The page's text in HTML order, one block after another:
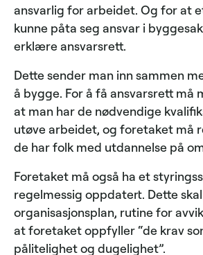
ansvarlig for arbeidet. Og for at
kunne påta seg ansvar i
erklære ansvarsrett.
Dette sender man inn sammen
å bygge. For å få ansvarsrett må
at man har de nødvendige
utøve arbeidet, og foretaket må
de har folk med utdannelse på
Foretaket må også ha et
regelmessig oppdatert. Dette
organisasjonsplan, rutine for
at foretaket oppfyller “de krav
pålitelighet og dugelighet”.